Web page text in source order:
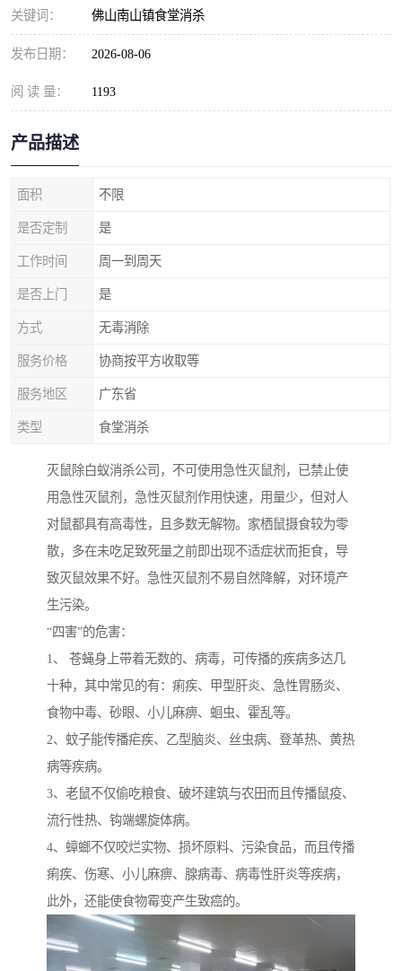
关键词： 佛山南山镇食堂消杀
发布日期： 2026-08-06
阅 读 量： 1193
产品描述
面积 不限
是否定制 是
工作时间 周一到周天
是否上门 是
方式 无毒消除
服务价格 协商按平方收取等
服务地区 广东省
类型 食堂消杀
灭鼠除白蚁消杀公司，不可使用急性灭鼠剂，已禁止使
用急性灭鼠剂，急性灭鼠剂作用快速，用量少，但对人
对鼠都具有高毒性，且多数无解物。家栖鼠摄食较为零
散，多在未吃足致死量之前即出现不适症状而拒食，导
致灭鼠效果不好。急性灭鼠剂不易自然降解，对环境产
生污染。
“四害”的危害：
1、 苍蝇身上带着无数的、病毒，可传播的疾病多达几
十种，其中常见的有：痢疾、甲型肝炎、急性胃肠炎、
食物中毒、砂眼、小儿麻痹、蛔虫、霍乱等。
2、蚊子能传播疟疾、乙型脑炎、丝虫病、登革热、黄热
病等疾病。
3、老鼠不仅偷吃粮食、破坏建筑与农田而且传播鼠疫、
流行性热、钩端螺旋体病。
4、蟑螂不仅咬烂实物、损坏原料、污染食品，而且传播
痢疾、伤寒、小儿麻痹、腺病毒、病毒性肝炎等疾病，
此外，还能使食物霉变产生致癌的。